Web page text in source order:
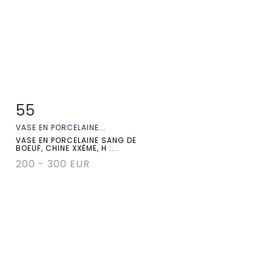
Fiche détaillée
55
VASE EN PORCELAINE...
VASE EN PORCELAINE SANG DE
BOEUF, CHINE XXÈME, H :...
200 - 300 EUR